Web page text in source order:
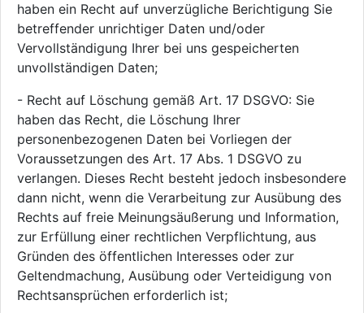
haben ein Recht auf unverzügliche Berichtigung Sie
betreffender unrichtiger Daten und/oder
Vervollständigung Ihrer bei uns gespeicherten
unvollständigen Daten;
- Recht auf Löschung gemäß Art. 17 DSGVO: Sie
haben das Recht, die Löschung Ihrer
personenbezogenen Daten bei Vorliegen der
Voraussetzungen des Art. 17 Abs. 1 DSGVO zu
verlangen. Dieses Recht besteht jedoch insbesondere
dann nicht, wenn die Verarbeitung zur Ausübung des
Rechts auf freie Meinungsäußerung und Information,
zur Erfüllung einer rechtlichen Verpflichtung, aus
Gründen des öffentlichen Interesses oder zur
Geltendmachung, Ausübung oder Verteidigung von
Rechtsansprüchen erforderlich ist;